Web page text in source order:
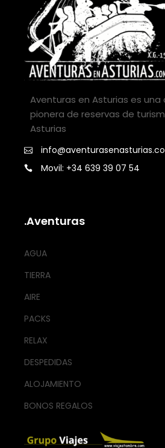
Aventuras en Asturias es una
pionera de reservas de
Asturias
Movil: +34 639 39 07 54
.Aventuras
AGUA
TIERRA
AIRE
PACKS
RELAX
DESPEDIDAS
ALOJAMIENTO
BONOS REGALOS